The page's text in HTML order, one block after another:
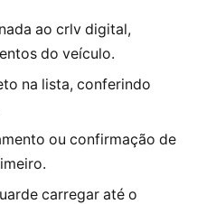
ao crlv digital,
do veículo.
na lista, conferindo
ou confirmação de
carregar até o